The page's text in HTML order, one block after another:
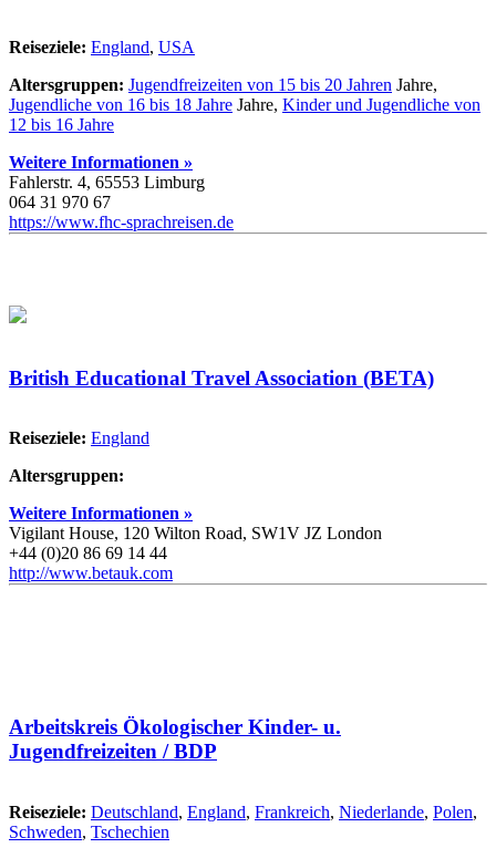
Reiseziele: England, USA
Altersgruppen: Jugendfreizeiten von 15 bis 20 Jahren Jahre,
Jugendliche von 16 bis 18 Jahre Jahre, Kinder und Jugendliche von
12 bis 16 Jahre
Weitere Informationen »
Fahlerstr. 4, 65553 Limburg
064 31 970 67
https://www.fhc-sprachreisen.de
British Educational Travel Association (BETA)
Reiseziele: England
Altersgruppen:
Weitere Informationen »
Vigilant House, 120 Wilton Road, SW1V JZ London
+44 (0)20 86 69 14 44
http://www.betauk.com
Arbeitskreis Ökologischer Kinder- u.
Jugendfreizeiten / BDP
Reiseziele: Deutschland, England, Frankreich, Niederlande, Polen,
Schweden, Tschechien